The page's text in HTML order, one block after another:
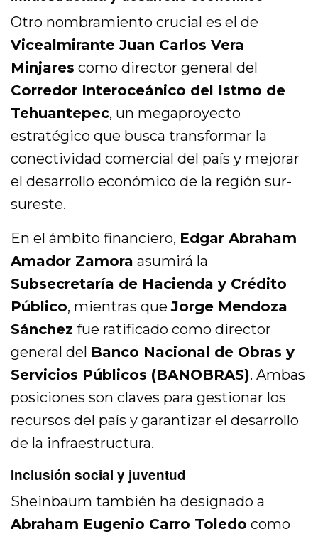
Otro nombramiento crucial es el de
Vicealmirante Juan Carlos Vera
Minjares como director general del
Corredor Interoceánico del Istmo de
Tehuantepec, un megaproyecto
estratégico que busca transformar la
conectividad comercial del país y mejorar
el desarrollo económico de la región sur-
sureste.
En el ámbito financiero, Edgar Abraham
Amador Zamora asumirá la
Subsecretaría de Hacienda y Crédito
Público, mientras queJorge Mendoza
Sánchez fue ratificado como director
general del Banco Nacional de Obras y
Servicios Públicos (BANOBRAS). Ambas
posiciones son claves para gestionar los
recursos del país y garantizar el desarrollo
de la infraestructura.
Inclusión social y juventud
Sheinbaum también ha designado a
Abraham Eugenio Carro Toledo como